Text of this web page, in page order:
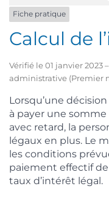
Fiche pratique
Calcul de
Vérifié le 01 janvier
administrative (Premier
Lorsqu’une
à payer une
avec retard, la
légaux en plus. Le
les conditions
paiement effectif
taux d’intérêt légal.